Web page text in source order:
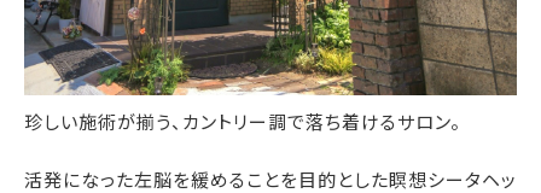
珍しい施術が揃う、カントリー調で落ち着けるサロン。
活発になった左脳を緩めることを目的とした瞑想シータヘッ